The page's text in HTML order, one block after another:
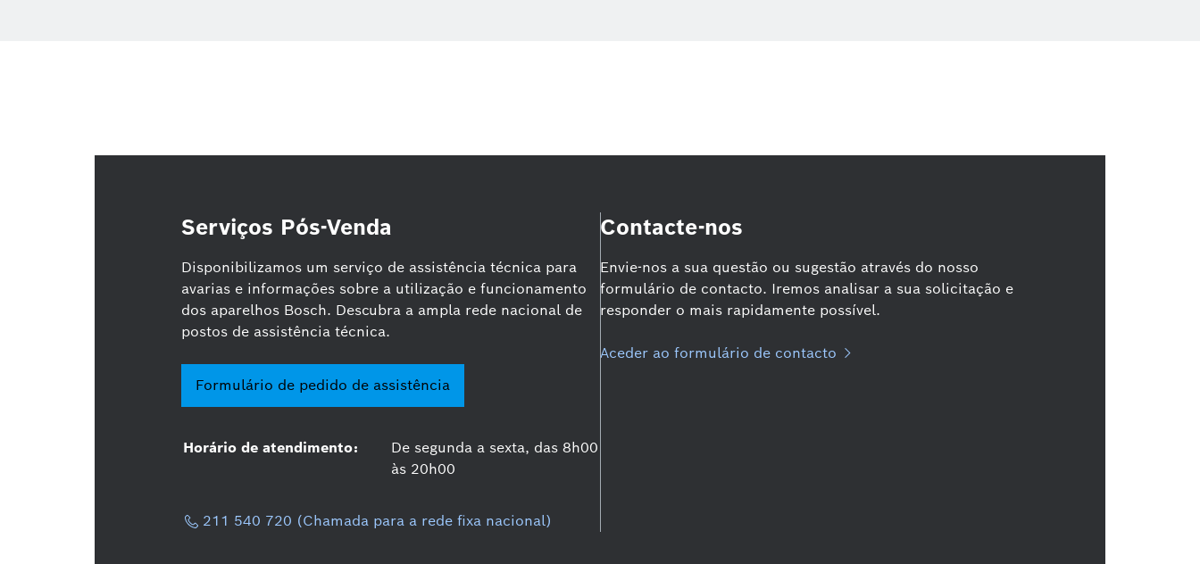
Serviços Pós-Venda
Disponibilizamos um serviço de assistência técnica para
avarias e informações sobre a utilização e funcionamento
dos aparelhos Bosch. Descubra a ampla rede nacional de
postos de assistência técnica.
Formulário de pedido de assistência
Horário de atendimento:
De segunda a sexta, das 8h00
às 20h00
211 540 720 (Chamada para a rede fixa nacional)
Contacte-nos
Envie-nos a sua questão ou sugestão através do nosso
formulário de contacto. Iremos analisar a sua solicitação e
responder o mais rapidamente possível.
Aceder ao formulário de contacto